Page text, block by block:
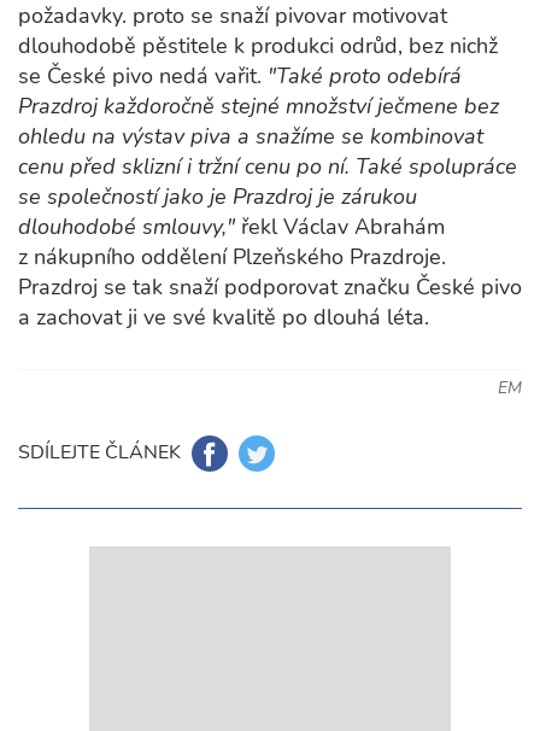
požadavky. proto se snaží pivovar motivovat
dlouhodobě pěstitele k produkci odrůd, bez nichž
se České pivo nedá vařit. "Také proto odebírá
Prazdroj každoročně stejné množství ječmene bez
ohledu na výstav piva a snažíme se kombinovat
cenu před sklizní i tržní cenu po ní. Také spolupráce
se společností jako je Prazdroj je zárukou
dlouhodobé smlouvy," řekl Václav Abrahám
z nákupního oddělení Plzeňského Prazdroje.
Prazdroj se tak snaží podporovat značku České pivo
a zachovat ji ve své kvalitě po dlouhá léta.
EM
SDÍLEJTE ČLÁNEK